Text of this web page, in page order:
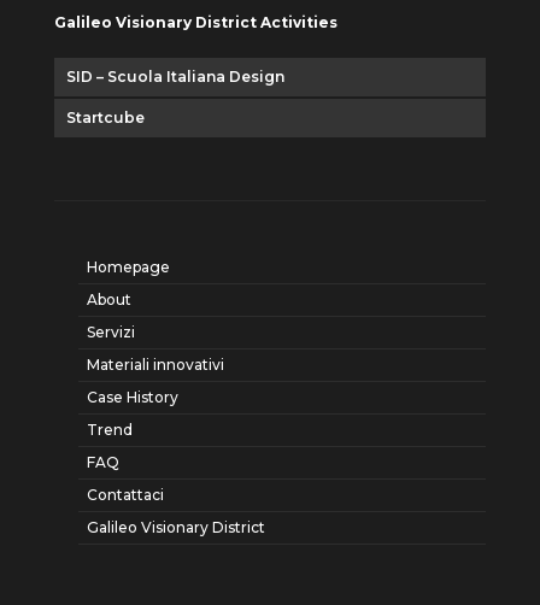
Galileo Visionary District Activities
SID – Scuola Italiana Design
Startcube
Homepage
About
Servizi
Materiali innovativi
Case History
Trend
FAQ
Contattaci
Galileo Visionary District